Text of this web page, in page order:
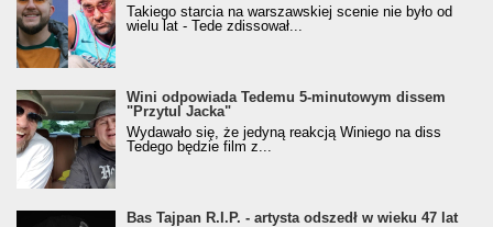
Takiego starcia na warszawskiej scenie nie było od
wielu lat - Tede zdissował...
Wini odpowiada Tedemu 5-minutowym dissem
"Przytul Jacka"
Wydawało się, że jedyną reakcją Winiego na diss
Tedego będzie film z...
Bas Tajpan R.I.P. - artysta odszedł w wieku 47 lat